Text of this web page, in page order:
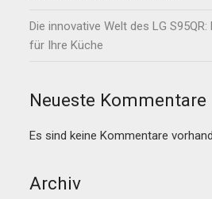
Die innovative Welt des LG
für Ihre Küche
Neueste Kommentare
Es sind keine Kommentare
Archiv